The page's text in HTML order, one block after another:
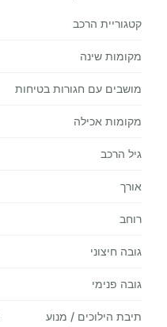
קטגוריית הרכב
מקומות שינה
מושבים עם חגורות בטיחות
מקומות אכילה
גיל הרכב
אורך
רוחב
גובה חיצוני
גובה פנימי
תיבת הילוכים / מנוע